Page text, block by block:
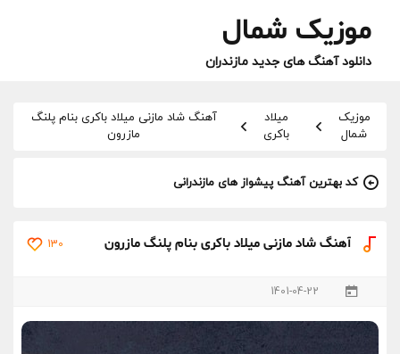
موزیک شمال
دانلود آهنگ های جدید مازندران
موزیک
شمال
میلاد
باکری
آهنگ شاد مازنی میلاد باکری بنام پلنگ
مازرون
کد بهترین آهنگ پیشواز های مازندرانی
آهنگ شاد مازنی میلاد باکری بنام پلنگ مازرون 130
1401-04-22